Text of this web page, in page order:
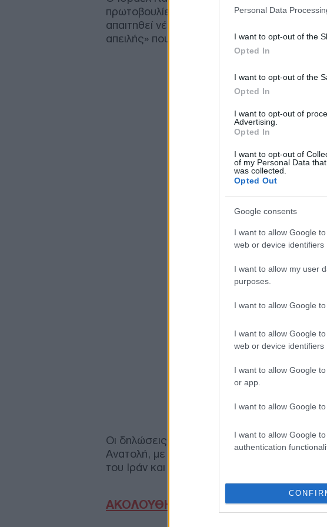
Personal Data
I want to opt-out of the
Opted In
I want to opt-out of the
Opted In
I want to opt-out of
Advertising.
Opted In
I want to opt-out of
of my Personal Data
was collected.
Opted Out
Google consents
I want to allow Google
web or device identifiers
I want to allow my user
purposes.
I want to allow Google
I want to allow Google
web or device identifiers
I want to allow Google
or app.
I want to allow Google
I want to allow Google
authentication
πρωτοβουλίες της Ουάσινγκτον, ωστόσο
απαιτηθεί νέα στρατιωτική δράση για την
απειλής» που, σύμφωνα με την ισραηλινή
Οι δηλώσεις του Κατς έρχονται σε μια
Ανατολή, με φόντο τις διεθνείς ανησυχίες
του Ιράν και τις συνεχιζόμενες
ΑΚΟΛΟΥΘΗΣΤΕ ΜΑΣ ΣΤΟ GOOGLE